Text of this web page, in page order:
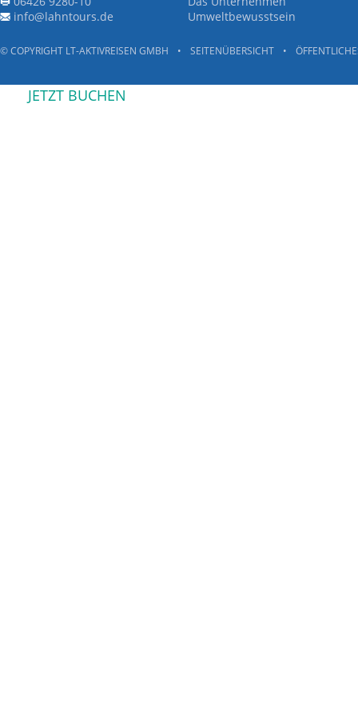
info@lahntours.de
Umweltbewusstsein
© COPYRIGHT LT-AKTIVREISEN GMBH • SEITENÜBERSICHT •
JETZT BUCHEN